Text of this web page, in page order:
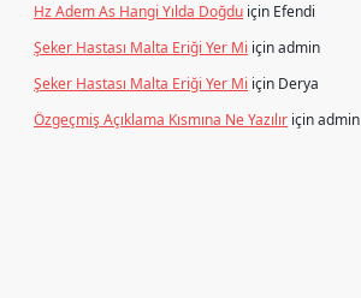
Hz Adem As Hangi Yılda Doğdu için Efendi
Şeker Hastası Malta Eriği Yer Mi içinadmin
Şeker Hastası Malta Eriği Yer Mi için Derya
Özgeçmiş Açıklama Kısmına Ne Yazılır içinadmin